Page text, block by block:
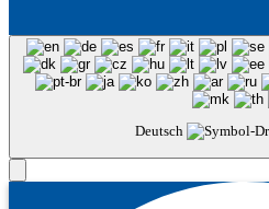
Deutsch